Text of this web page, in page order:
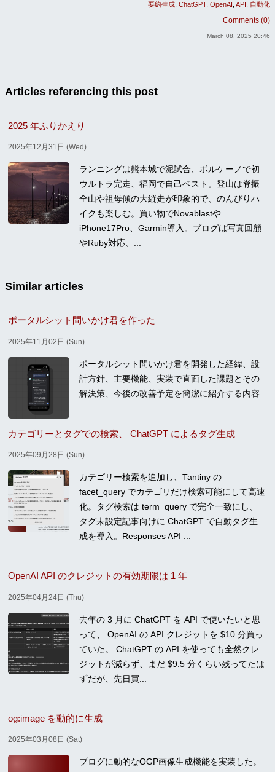
要約生成 ChatGPT OpenAI API 自動化
Comments (0)
March 08, 2025 20:46
Articles referencing this post
2025 年ふりかえり
2025年12月31日 (Wed)
ランニングは熊本城で泥試合、ボルケーノで初
ウルトラ完走、福岡で自己ベスト。登山は脊振
全山や祖母傾の大縦走が印象的で、のんびりハ
イクも楽しむ。買い物でNovablastや
iPhone17Pro、Garmin導入。ブログは写真回顧
やRuby対応、...
Similar articles
ポータルシット問いかけ君を作った
2025年11月02日 (Sun)
ポータルシット問いかけ君を開発した経緯、設
計方針、主要機能、実装で直面した課題とその
解決策、今後の改善予定を簡潔に紹介する内容
カテゴリーとタグでの検索、 ChatGPT によるタグ生成
2025年09月28日 (Sun)
カテゴリー検索を追加し、Tantiny の
facet_query でカテゴリだけ検索可能にして高速
化。タグ検索は term_query で完全一致にし、
タグ未設定記事向けに ChatGPT で自動タグ生
成を導入。Responses API ...
OpenAI API のクレジットの有効期限は 1 年
2025年04月24日 (Thu)
去年の 3 月に ChatGPT を API で使いたいと思
って、 OpenAI の API クレジットを $10 分買っ
ていた。 ChatGPT の API を使っても全然クレ
ジットが減らず、まだ $9.5 分くらい残ってたは
ずだが、先日買...
og:image を動的に生成
2025年03月08日 (Sat)
ブログに動的なOGP画像生成機能を実装した。